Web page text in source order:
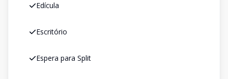
Edícula
Escritório
Espera para Split